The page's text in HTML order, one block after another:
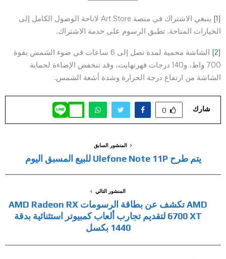
[1]
ينبغي الاشتراك في منصة Art Store لاتاحة الوصول الكامل إلى
الخيارات المتاحة. تطبق الرسوم على خدمة الاشتراك.
[2]
الشاشة محمية لمدة تصل إلى 6 ساعات في ضوء الشمس بقوة
700 واط، و140 درجات فهرنهايت، وقد تنخفض الإضاءة لحماية
الشاشة من ارتفاع درجة الحرارة وشدة أشعة الشمس.
شارك 0
المنشور السابق
يتم طرح Ulefone Note 11P للبيع المسبق اليوم
المنشور التالي
AMD تكشف عن بطاقة الرسومات AMD Radeon RX
6700 XT لتقديم تجارب ألعاب كمبيوتر استثنائية بدقة
1440 بكسل